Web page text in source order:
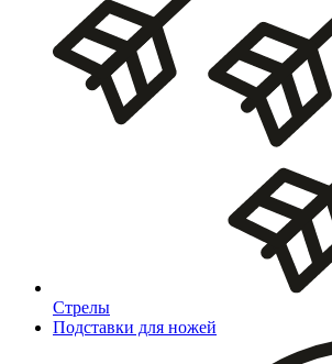
Стрелы
Подставки для ножей